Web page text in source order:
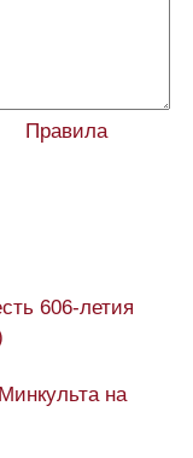
Правила
606-летия
на